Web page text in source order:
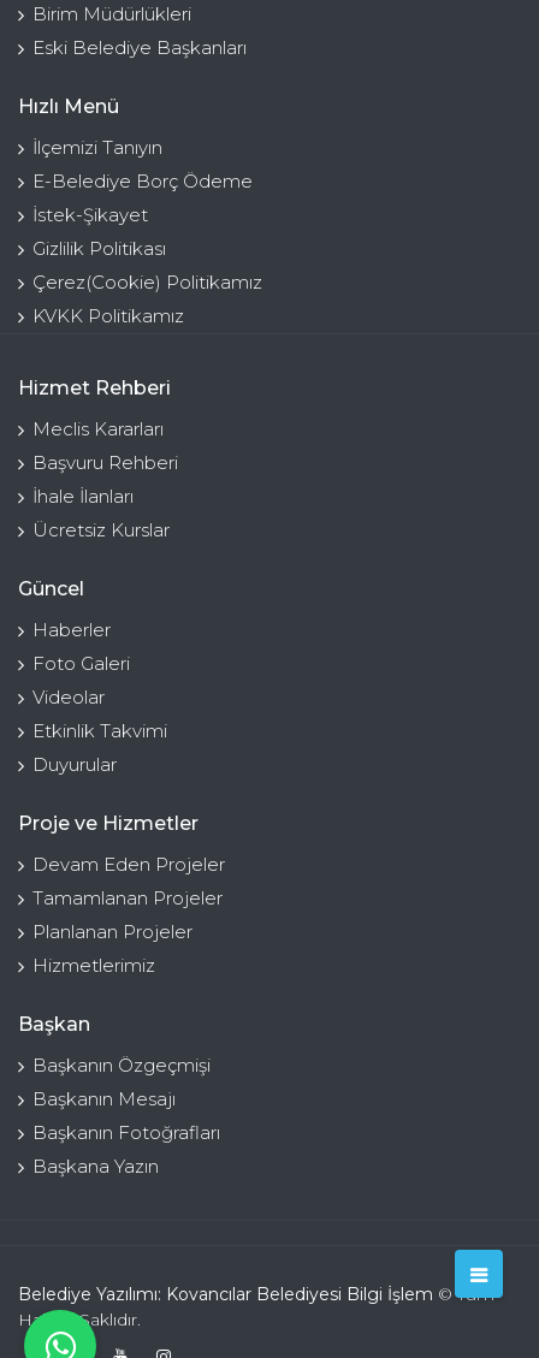
Birim Müdürlükleri
Eski Belediye Başkanları
Hızlı Menü
İlçemizi Tanıyın
E-Belediye Borç Ödeme
İstek-Şikayet
Gizlilik Politikası
Çerez(Cookie) Politikamız
KVKK Politikamız
Hizmet Rehberi
Meclis Kararları
Başvuru Rehberi
İhale İlanları
Ücretsiz Kurslar
Güncel
Haberler
Foto Galeri
Videolar
Etkinlik Takvimi
Duyurular
Proje ve Hizmetler
Devam Eden Projeler
Tamamlanan Projeler
Planlanan Projeler
Hizmetlerimiz
Başkan
Başkanın Özgeçmişi
Başkanın Mesajı
Başkanın Fotoğrafları
Başkana Yazın
Belediye Yazılımı: Kovancılar Belediyesi Bilgi İşlem © Tüm
Hakları Saklıdır.